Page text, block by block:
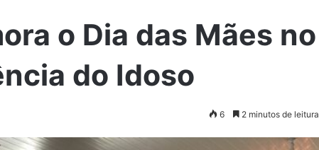
o Dia das Mães no
do Idoso
6 2 minutos de leitura